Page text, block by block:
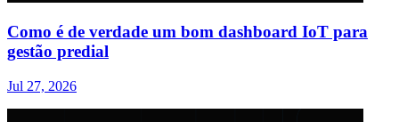
Como é de verdade um bom dashboard IoT para
gestão predial
Jul 27, 2026